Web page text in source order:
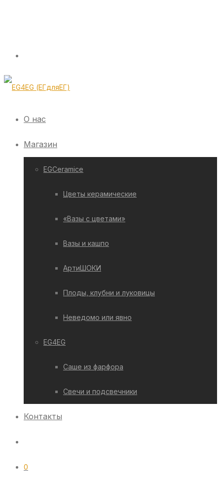
О нас
Магазин
EGCeramice
Цветы керамические
«Вазы с цветами»
Вазы и кашпо
АртиШОКИ
Плоды, клубни и луковицы
Неведомо или явно
EG4EG
Саше из фарфора
Свечи и подсвечники
Контакты
0